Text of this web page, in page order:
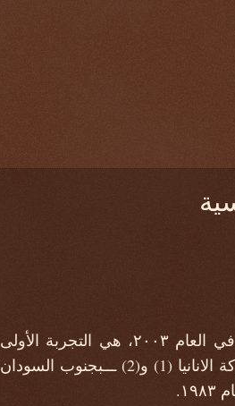
لا تعد الحركات المسلحة بإقليم دارفور التي بدأت نشاط عملياتها العسكرية في العام ٢٠٠٣، هي التجربة الأولى
لاستخدام السلاح في العمل السياسي بالسودان. سبق هذه التجربة، تجربة حركة الانانيا (1) و(2) ـــبجنوب السودان